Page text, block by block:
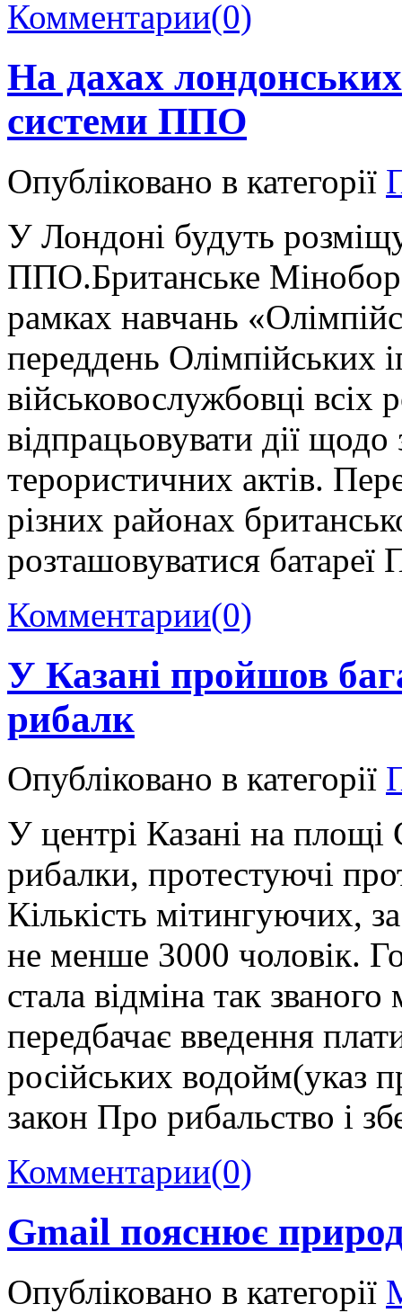
Комментарии(0)
На дахах
системи ППО
Опубліковано в категорії
У Лондоні будуть
ППО.Британське
рамках навчань
переддень Олімпійських
військовослужбовці всіх
відпрацьовувати дії щодо
терористичних актів.
різних районах
розташовуватися
Комментарии(0)
У Казані пройшов
рибалк
Опубліковано в категорії
У центрі Казані на площі
рибалки, протестуючі
Кількість мітингуючих,
не менше 3000 чоловік.
стала відміна так
передбачає введення
російських водойм(указ
закон Про рибальство і
Комментарии(0)
Gmail пояснює
Опубліковано в категорії